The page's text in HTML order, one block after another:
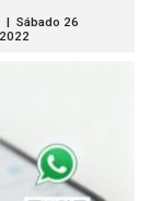
| Sábado 26